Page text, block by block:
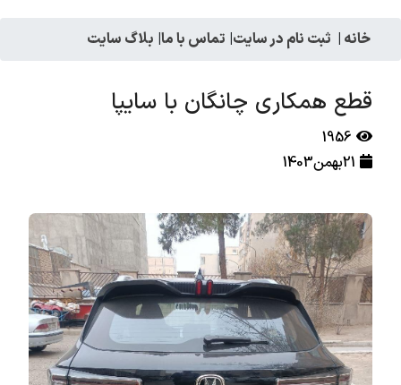
خانه | ثبت نام در سایت| تماس با ما| بلاگ سایت
قطع همکاری چانگان با سایپا
1956
21بهمن1403